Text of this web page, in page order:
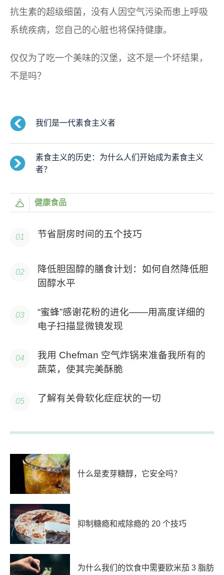
抗生素的超级细菌，没有人因空气污染而患上呼吸
系统疾病，您自己的心脏也将保持健康。
仅仅为了吃一个美味的汉堡，这不是一个坏结果，
不是吗？
我们是一代素食主义者
素食主义的历史：为什么人们开始成为素食主义
者？
健康食品
节省厨房时间的五个技巧
降低胆固醇的膳食计划：如何自然降低胆
固醇水平
“蜜蜂”感谢花粉的进化——用高度详细的
电子扫描显微镜发现
我用 Chefman 空气炸锅来准备我所有的
蔬菜，使其完美酥脆
了解有关骨软化症症状的一切
什么是麦芽糖醇，它安全吗？
抑制糖瘾和戒除瘾的 20 个技巧
为什么我们的饮食中需要欧米茄 3 脂肪